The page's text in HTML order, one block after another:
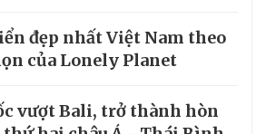
đẹp nhất Việt Nam theo
của Lonely Planet
vượt Bali, trở thành hòn